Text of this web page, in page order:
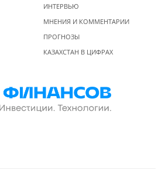
ИНТЕРВЬЮ
МНЕНИЯ И КОММЕНТАРИИ
ПРОГНОЗЫ
КАЗАХСТАН В ЦИФРАХ